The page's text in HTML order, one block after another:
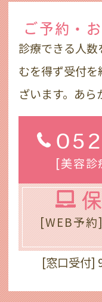
ご予約・
診療できる人
むを得ず受付
ざいます。あら
[美容
[WEB予
[窓口受付]